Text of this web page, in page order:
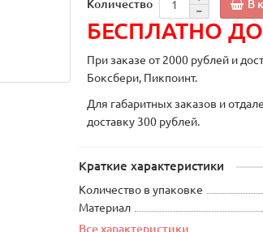
Количество В
БЕСПЛАТНО
При заказе от 2000 рублей и
Боксбери, Пикпоинт.
Для габаритных заказов и
доставку 300 рублей.
Краткие характеристики
Количество в упаковке
Материал
Все характеристики